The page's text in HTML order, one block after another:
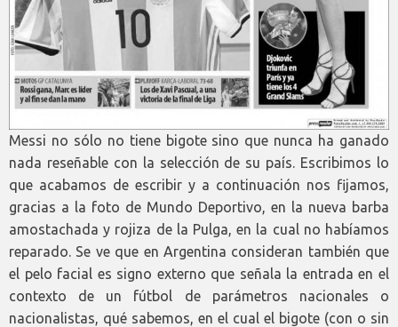
Messi no sólo no tiene bigote sino que nunca ha ganado
nada reseñable con la selección de su país. Escribimos lo
que acabamos de escribir y a continuación nos fijamos,
gracias a la foto de Mundo Deportivo, en la nueva barba
amostachada y rojiza de la Pulga, en la cual no habíamos
reparado. Se ve que en Argentina consideran también que
el pelo facial es signo externo que señala la entrada en el
contexto de un fútbol de parámetros nacionales o
nacionalistas, qué sabemos, en el cual el bigote (con o sin